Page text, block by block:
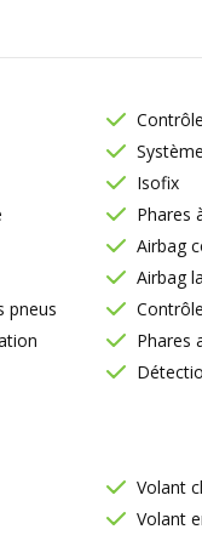
Isofix
Phares
Airbag
Airbag
pneus
Phares
Volant
Volant